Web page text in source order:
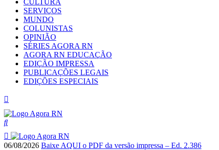
CULTURA
SERVIÇOS
MUNDO
COLUNISTAS
OPINIÃO
SÉRIES AGORA RN
AGORA RN EDUCAÇÃO
EDIÇÃO IMPRESSA
PUBLICAÇÕES LEGAIS
EDIÇÕES ESPECIAIS
06/08/2026 Baixe AQUI o PDF da versão impressa – Ed. 2.386